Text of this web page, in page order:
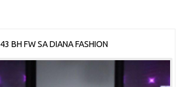
43 BH FW SA DIANA FASHION